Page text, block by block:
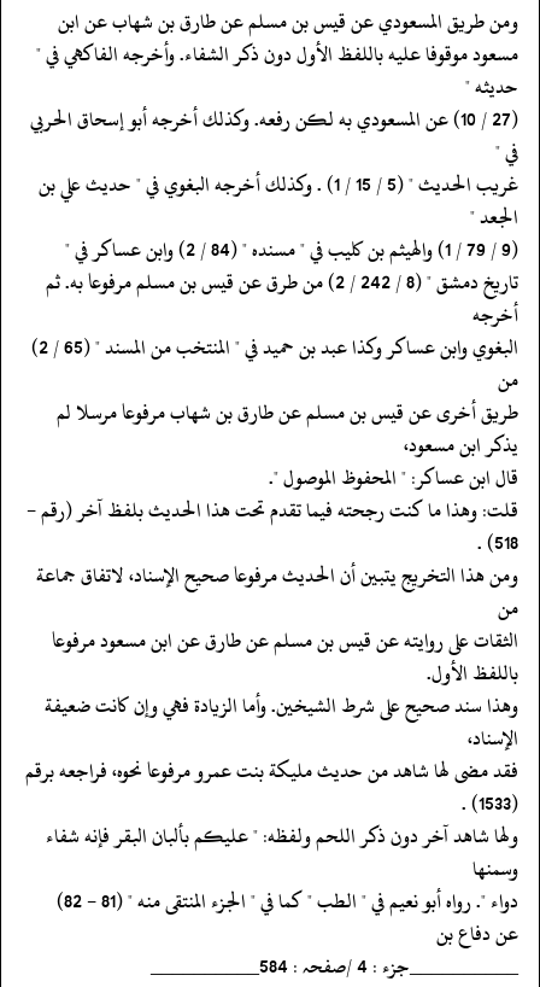
‏‏‏‏ومن طريق المسعودي عن قيس بن مسلم عن طارق بن شهاب عن ابن
‏‏‏‏مسعود موقوفا عليه باللفظ الأول دون ذكر الشفاء. وأخرجه الفاكهي في "
حديثه "
‏‏‏‏(27 / 10) عن المسعودي به لكن رفعه. وكذلك أخرجه أبو إسحاق الحربي
في "
‏‏‏‏غريب الحديث " (5 / 15 / 1) . وكذلك أخرجه البغوي في " حديث علي بن
الجعد "
‏‏‏‏(9 / 79 / 1) والهيثم بن كليب في " مسنده " (84 / 2) وابن عساكر في "
‏‏‏‏تاريخ دمشق " (8 / 242 / 2) من طرق عن قيس بن مسلم مرفوعا به. ثم
أخرجه
‏‏‏‏البغوي وابن عساكر وكذا عبد بن حميد في " المنتخب من المسند " (65 / 2)
من
‏‏‏‏طريق أخرى عن قيس بن مسلم عن طارق بن شهاب مرفوعا مرسلا لم
يذكر ابن مسعود،
‏‏‏‏قال ابن عساكر: " المحفوظ الموصول ".
‏‏‏‏قلت: وهذا ما كنت رجحته فيما تقدم تحت هذا الحديث بلفظ آخر (رقم -
518) .
‏‏‏‏ومن هذا التخريج يتبين أن الحديث مرفوعا صحيح الإسناد، لاتفاق جماعة
من
‏‏‏‏الثقات على روايته عن قيس بن مسلم عن طارق عن ابن مسعود مرفوعا
باللفظ الأول.
‏‏‏‏وهذا سند صحيح على شرط الشيخين. وأما الزيادة فهي وإن كانت ضعيفة
الإسناد،
‏‏‏‏فقد مضى لها شاهد من حديث مليكة بنت عمرو مرفوعا نحوه، فراجعه برقم
(1533) .
‏‏‏‏ولها شاهد آخر دون ذكر اللحم ولفظه: " عليكم بألبان البقر فإنه شفاء
وسمنها
‏‏‏‏دواء ". رواه أبو نعيم في " الطب " كما في " الجزء المنتقى منه " (81 - 82)
‏‏‏‏عن دفاع بن
‏‏‏‏__________جزء : 4 /صفحہ : 584__________